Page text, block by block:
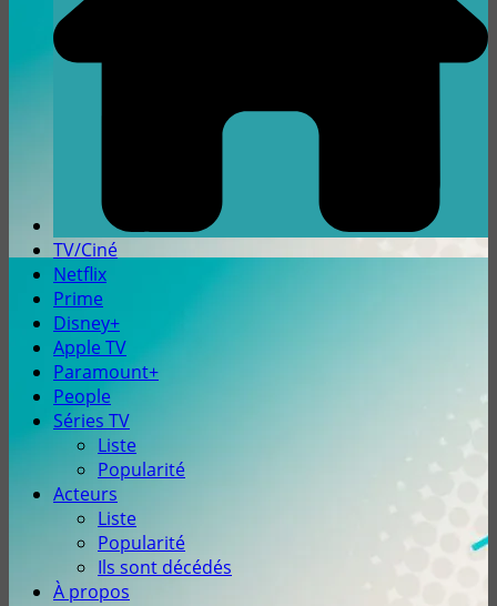
TV/Ciné
Netflix
Prime
Disney+
Apple TV
Paramount+
People
Séries TV
Liste
Popularité
Acteurs
Liste
Popularité
Ils sont décédés
À propos